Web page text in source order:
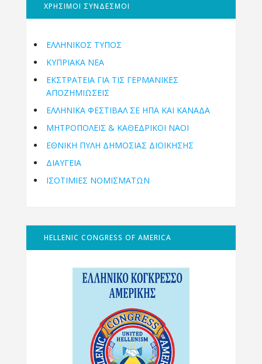
ΧΡΗΣΙΜΟΙ ΣΥΝΔΕΣΜΟΙ
ΕΛΛΗΝΙΚΟΣ ΤΥΠΟΣ
ΚΥΠΡΙΑΚΑ ΝΕΑ
ΕΚΣΤΡΑΤΕΙΑ ΓΙΑ ΤΙΣ ΓΕΡΜΑΝΙΚΕΣ
ΑΠΟΖΗΜΙΩΣΕΙΣ
ΕΛΛΗΝΙΚΆ ΦΕΣΤΙΒΆΛ ΣΕ ΗΠΑ ΚΑΙ ΚΑΝΑΔΑ
ΜΗΤΡΟΠΌΛΕΙΣ & ΚΑΘΕΔΡΙΚΟΊ ΝΑΟΊ
ΕΘΝΙΚΉ ΠΎΛΗ ΔΗΜΌΣΙΑΣ ΔΙΟΊΚΗΣΗΣ
ΔΙΑΥΓΕΙΑ
ΙΣΟΤΙΜΙΕΣ ΝΟΜΙΣΜΑΤΩΝ
HELLENIC CONGRESS OF AMERICA